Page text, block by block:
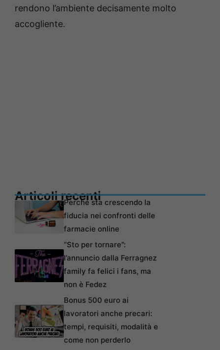
rendono l’ambiente decisamente molto
accogliente.
Articoli recentiPerché sta crescendo la
fiducia nei confronti delle
farmacie online
“Sto per tornare”:
l’annuncio dalla Ferragnez
family fa felici i fans, ma
non è Fedez
Bonus 500 euro ai
lavoratori anche precari:
tempi, requisiti, modalità e
come non perderlo